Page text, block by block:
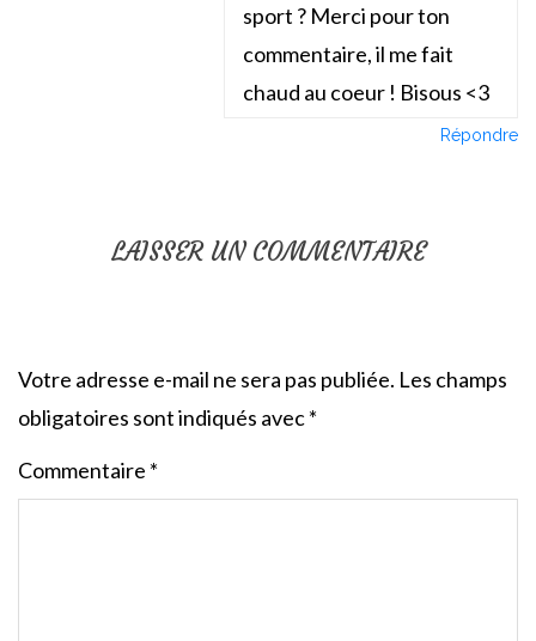
sport ? Merci pour ton
commentaire, il me fait
chaud au coeur ! Bisous <3
Répondre
LAISSER UN COMMENTAIRE
Votre adresse e-mail ne sera pas publiée. Les champs
obligatoires sont indiqués avec*
Commentaire *